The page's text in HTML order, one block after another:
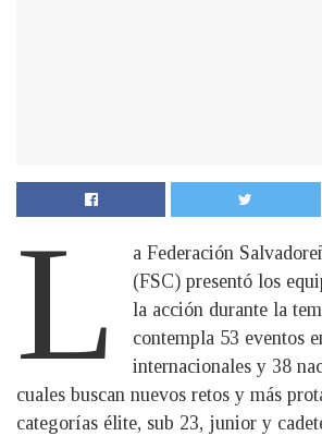
L
a Federación
(FSC) presentó los
la acción durante la
contempla 53 eventos
internacionales y 38
cuales buscan nuevos retos y más
categorías élite, sub 23, junior y